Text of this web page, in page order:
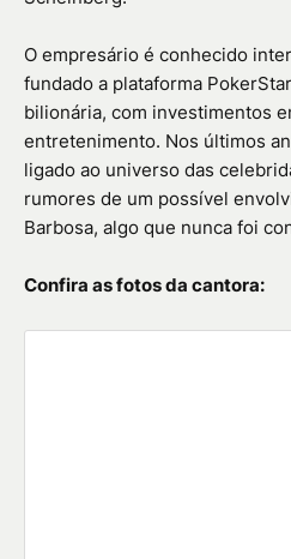
O empresário é conhecido
fundado a plataforma
bilionária, com investimentos
entretenimento. Nos últimos
ligado ao universo das
rumores de um possível
Barbosa, algo que nunca foi
Confira as fotos da cantora: